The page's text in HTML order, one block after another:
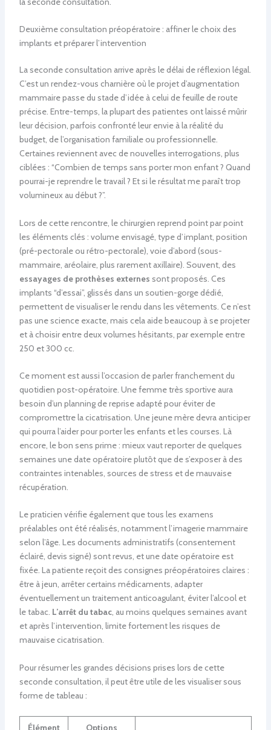
Deuxième consultation préopératoire : affiner le choix des
implants et préparer l’intervention
La seconde consultation arrive après le délai de réflexion légal.
C’est un rendez-vous charnière où le projet d’augmentation
mammaire passe du stade d’idée à celui de feuille de route
précise. Entre-temps, la plupart des patientes ont laissé mûrir
leur décision, parfois confronté leur envie à la réalité du
budget, de l’organisation familiale ou professionnelle.
Certaines reviennent avec de nouvelles interrogations, plus
ciblées : “Combien de temps sans porter mon enfant ? Quand
pourrai-je reprendre le travail ? Et si le résultat me paraît trop
volumineux au début ?”.
Lors de cette rencontre, le chirurgien reprend point par point
les éléments clés : volume envisagé, type d’implant, position
(pré-pectorale ou rétro-pectorale), voie d’abord (sous-
mammaire, aréolaire, plus rarement axillaire). Souvent, des
essayages de prothèses externes sont proposés. Ces
implants “d’essai”, glissés dans un soutien-gorge dédié,
permettent de visualiser le rendu dans les vêtements. Ce n’est
pas une science exacte, mais cela aide beaucoup à se projeter
et à choisir entre deux volumes hésitants, par exemple entre
250 et 300 cc.
Ce moment est aussi l’occasion de parler franchement du
quotidien post-opératoire. Une femme très sportive aura
besoin d’un planning de reprise adapté pour éviter de
compromettre la cicatrisation. Une jeune mère devra anticiper
qui pourra l’aider pour porter les enfants et les courses. Là
encore, le bon sens prime : mieux vaut reporter de quelques
semaines une date opératoire plutôt que de s’exposer à des
contraintes intenables, sources de stress et de mauvaise
récupération.
Le praticien vérifie également que tous les examens
préalables ont été réalisés, notamment l’imagerie mammaire
selon l’âge. Les documents administratifs (consentement
éclairé, devis signé) sont revus, et une date opératoire est
fixée. La patiente reçoit des consignes préopératoires claires :
être à jeun, arrêter certains médicaments, adapter
éventuellement un traitement anticoagulant, éviter l’alcool et
le tabac. L’arrêt du tabac, au moins quelques semaines avant
et après l’intervention, limite fortement les risques de
mauvaise cicatrisation.
Pour résumer les grandes décisions prises lors de cette
seconde consultation, il peut être utile de les visualiser sous
forme de tableau :
Élément
Options